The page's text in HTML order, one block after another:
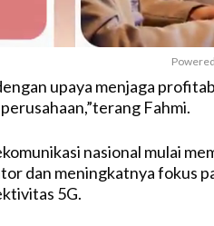
t
e
upaya menjaga
Fahmi.
nasional mulai
dan meningkatnya fokus
5G.